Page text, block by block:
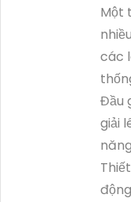
Một
các
Đầu
giải